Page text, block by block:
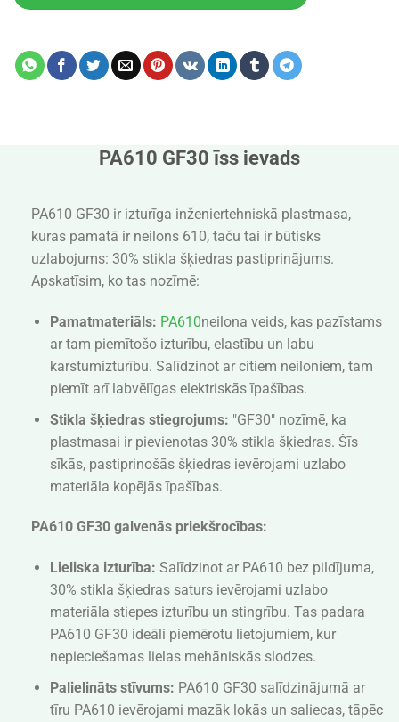
PA610 GF30 īss ievads
PA610 GF30 ir izturīga inženiertehniskā plastmasa,
kuras pamatā ir neilons 610, taču tai ir būtisks
uzlabojums: 30% stikla šķiedras pastiprinājums.
Apskatīsim, ko tas nozīmē:
Pamatmateriāls: PA610neilona veids, kas pazīstams
ar tam piemītošo izturību, elastību un labu
karstumizturību. Salīdzinot ar citiem neiloniem, tam
piemīt arī labvēlīgas elektriskās īpašības.
Stikla šķiedras stiegrojums: "GF30" nozīmē, ka
plastmasai ir pievienotas 30% stikla šķiedras. Šīs
sīkās, pastiprinošās šķiedras ievērojami uzlabo
materiāla kopējās īpašības.
PA610 GF30 galvenās priekšrocības:
Lieliska izturība: Salīdzinot ar PA610 bez pildījuma,
30% stikla šķiedras saturs ievērojami uzlabo
materiāla stiepes izturību un stingrību. Tas padara
PA610 GF30 ideāli piemērotu lietojumiem, kur
nepieciešamas lielas mehāniskās slodzes.
Palielināts stīvums: PA610 GF30 salīdzinājumā ar
tīru PA610 ievērojami mazāk lokās un saliecas, tāpēc